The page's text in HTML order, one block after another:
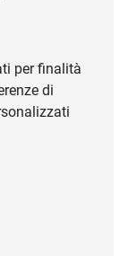
per finalità
di